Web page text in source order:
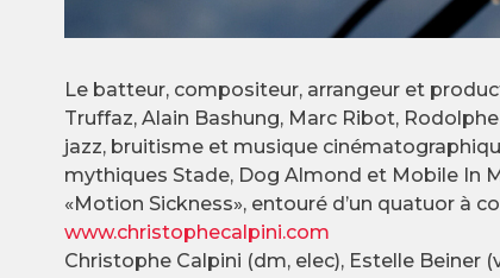
Le batteur, compositeur, arrangeur et
Truffaz, Alain Bashung, Marc Ribot,
jazz, bruitisme et musique
mythiques Stade, Dog Almond et Mobile In
«Motion Sickness», entouré d’un quatuor à
www.christophecalpini.com
Christophe Calpini (dm, elec), Estelle Beiner